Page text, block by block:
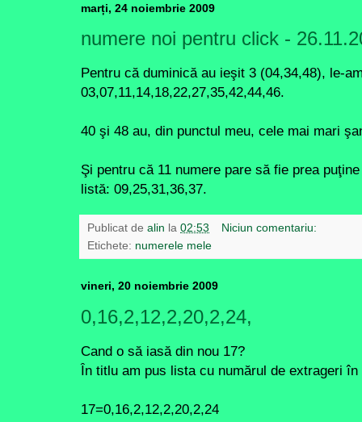
marți, 24 noiembrie 2009
numere noi pentru click -
Pentru că duminică au ieşit 3 (04,34,48), le-
03,07,11,14,18,22,27,35,42,44,46.
40 şi 48 au, din punctul meu, cele mai mari
Şi pentru că 11 numere pare să fie prea
listă: 09,25,31,36,37.
Publicat de alin la 02:53
Niciun comentariu:
Etichete: numerele mele
vineri, 20 noiembrie 2009
0,16,2,12,2,20,2,24,
Cand o să iasă din nou 17?
În titlu am pus lista cu numărul de extrageri
17=0,16,2,12,2,20,2,24